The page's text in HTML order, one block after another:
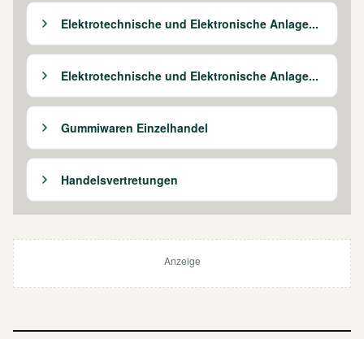
Elektrotechnische und Elektronische Anlage...
Elektrotechnische und Elektronische Anlage...
Gummiwaren Einzelhandel
Handelsvertretungen
Anzeige